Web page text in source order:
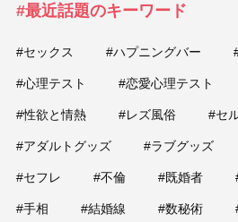
#最近話題のキーワード
#セックス #ハプニングバー
#心理テスト #恋愛心理テスト
#性欲と情熱 #レズ風俗 #セ
#アダルトグッズ #ラブグッズ
#セフレ #不倫 #既婚者
#手相 #結婚線 #数秘術